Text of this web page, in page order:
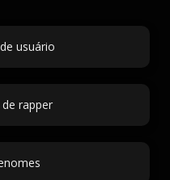
usuário
rapper